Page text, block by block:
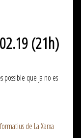
(21h)
possible que ja no es
de La Xarxa